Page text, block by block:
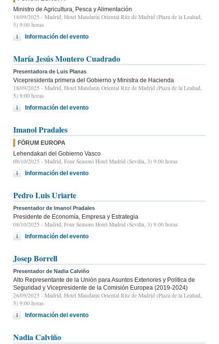
Ministro de Agricultura, Pesca y Alimentación
18/09/2025 - Madrid, Hotel Mandarin Oriental Ritz de Madrid (Plaza de la Lealtad,
5) 9:00 horas
Información del evento
María Jesús Montero Cuadrado
Presentadora de Luis Planas
Vicepresidenta primera del Gobierno y Ministra de Hacienda
18/09/2025 - Madrid, Hotel Mandarin Oriental Ritz de Madrid (Plaza de la Lealtad,
5) 9:00 horas
Información del evento
Imanol Pradales
FÓRUM EUROPA
Lehendakari del Gobierno Vasco
08/10/2025 - Madrid, Four Seasons Hotel Madrid (Sevilla, 3) 9.00 horas
Información del evento
Pedro Luis Uriarte
Presentador de Imanol Pradales
Presidente de Economía, Empresa y Estrategia
08/10/2025 - Madrid, Four Seasons Hotel Madrid (Sevilla, 3) 9.00 horas
Información del evento
Josep Borrell
Presentador de Nadia Calviño
Alto Representante de la Unión para Asuntos Exteriores y Política de
Seguridad y Vicepresidente de la Comisión Europea (2019-2024)
26/09/2025 - Madrid, Hotel Mandarin Oriental Ritz de Madrid (Plaza de la Lealtad,
5) 9:00 horas
Información del evento
Nadia Calviño